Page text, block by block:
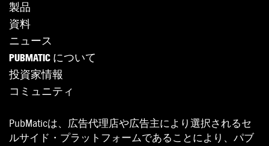
製品
資料
ニュース
PUBMATIC について
投資家情報
コミュニティ
PubMaticは、広告代理店や広告主により選択されるセ
ルサイド・プラットフォームであることにより、パブ